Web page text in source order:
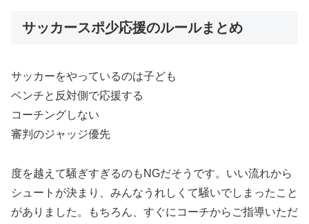
サッカースポ少応援のルールまとめ
サッカーをやっているのは子ども
ベンチと反対側で応援する
コーチングしない
審判のジャッジ優先
度を越えて騒ぎすぎるのもNGだそうです。いい流れから
シュートが決まり、みんなうれしくて騒いでしまったこと
がありました。もちろん、すぐにコーチからご指導いただ